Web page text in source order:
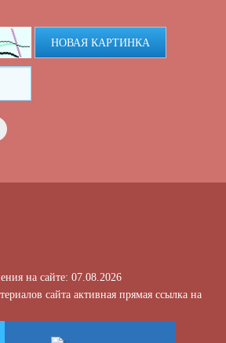
НОВАЯ КАРТИНКА
на сайте: 07.08.2026
сайта активная прямая ссылка на